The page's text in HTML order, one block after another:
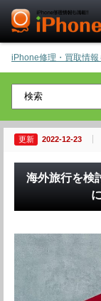
iPhone修理・買取情
2022-12-23
海外旅行を検